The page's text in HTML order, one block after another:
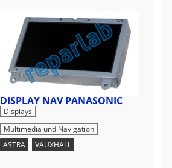
DISPLAY NAV PANASONIC
Displays
Multimedia und Navigation
ASTRA
VAUXHALL